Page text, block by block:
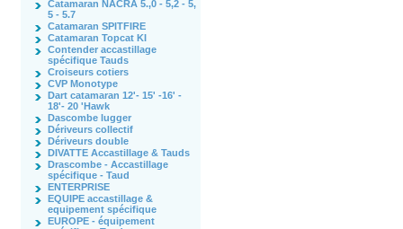
Catamaran NACRA 5.,0 - 5,2 - 5,
5 - 5.7
Catamaran SPITFIRE
Catamaran Topcat KI
Contender accastillage
spécifique Tauds
Croiseurs cotiers
CVP Monotype
Dart catamaran 12'- 15' -16' -
18'- 20 'Hawk
Dascombe lugger
Dériveurs collectif
Dériveurs double
DIVATTE Accastillage & Tauds
Drascombe - Accastillage
spécifique - Taud
ENTERPRISE
EQUIPE accastillage &
equipement spécifique
EUROPE - équipement